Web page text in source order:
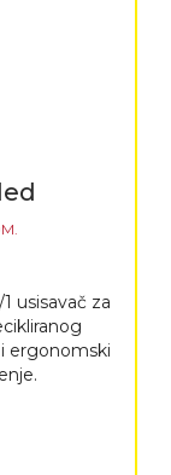
usisavač za
ergonomski